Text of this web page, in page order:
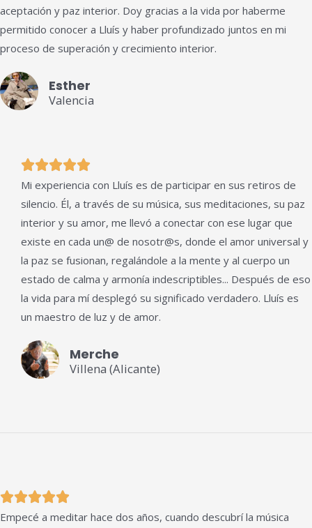
aceptación y paz interior. Doy gracias a la vida por haberme
permitido conocer a Lluís y haber profundizado juntos en mi
proceso de superación y crecimiento interior.
Esther
Valencia

con
5
de
Mi experiencia con Lluís es de participar en sus retiros de
silencio. Él, a través de su música, sus meditaciones, su paz
interior y su amor, me llevó a conectar con ese lugar que
existe en cada un@ de nosotr@s, donde el amor universal y
la paz se fusionan, regalándole a la mente y al cuerpo un
estado de calma y armonía indescriptibles... Después de eso
la vida para mí desplegó su significado verdadero. Lluís es
un maestro de luz y de amor.
Merche
Villena (Alicante)

con
Empecé a meditar hace dos años, cuando descubrí la música